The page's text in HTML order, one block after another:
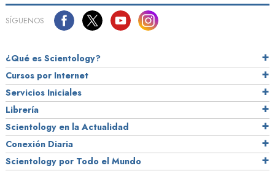
SÍGUENOS
¿Qué es Scientology?
Cursos por Internet
Servicios Iniciales
Librería
Scientology en la Actualidad
Conexión Diaria
Scientology por Todo el Mundo